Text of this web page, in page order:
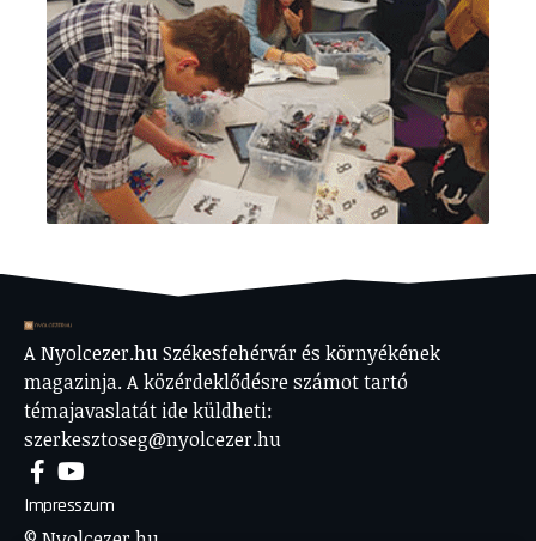
A Nyolcezer.hu Székesfehérvár és környékének
magazinja. A közérdeklődésre számot tartó
témajavaslatát ide küldheti:
szerkesztoseg@nyolcezer.hu
Impresszum